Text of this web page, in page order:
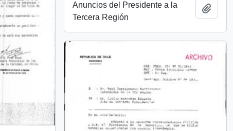
Anuncios del Presidente a la
Tercera Región